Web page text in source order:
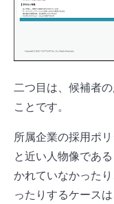
二つ目は、候補者
ことです。
所属企業の採用ポ
と近い人物像であ
かれていなかった
ったりするケース